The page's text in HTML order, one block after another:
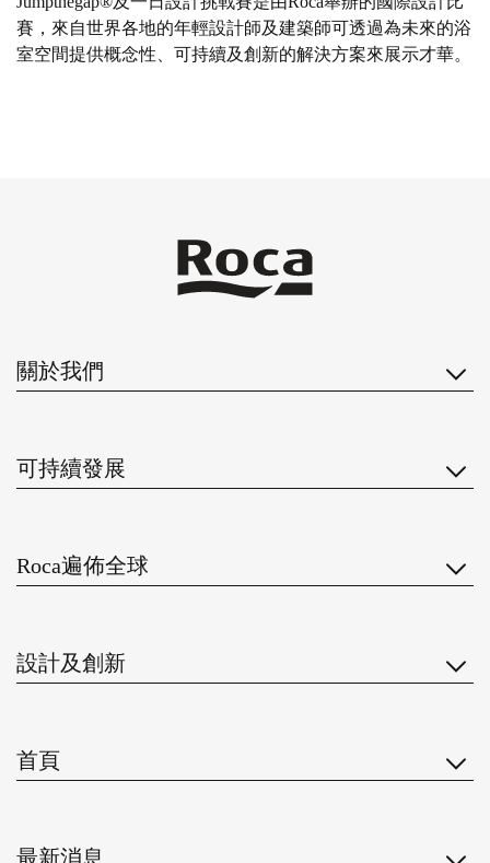
賽，來自世界各地的年輕設計師及建築師可透過為未來的浴
室空間提供概念性、可持續及創新的解決方案來展示才華。
關於我們
可持續發展
Roca遍佈全球
設計及創新
首頁